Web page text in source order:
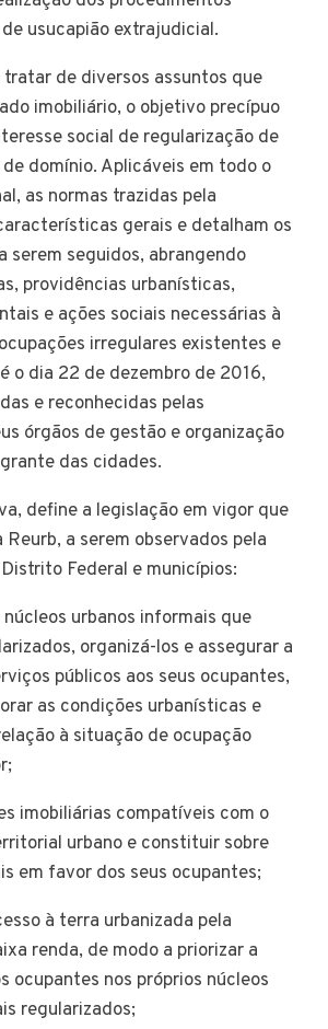
usucapião extrajudicial.
tratar de diversos assuntos que
imobiliário, o objetivo precípuo
social de regularização de
domínio. Aplicáveis em todo o
as normas trazidas pela
gerais e detalham os
serem seguidos, abrangendo
providências urbanísticas,
e ações sociais necessárias à
irregulares existentes e
o dia 22 de dezembro de 2016,
e reconhecidas pelas
órgãos de gestão e organização
das cidades.
define a legislação em vigor que
a serem observados pela
Federal e municípios:
urbanos informais que
organizá-los e assegurar a
públicos aos seus ocupantes,
as condições urbanísticas e
à situação de ocupação
imobiliárias compatíveis com o
urbano e constituir sobre
em favor dos seus ocupantes;
à terra urbanizada pela
renda, de modo a priorizar a
ocupantes nos próprios núcleos
regularizados;